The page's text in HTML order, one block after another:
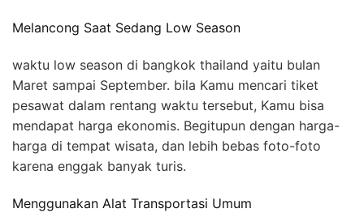
Melancong Saat Sedang Low Season
waktu low season di bangkok thailand yaitu bulan
Maret sampai September. bila Kamu mencari tiket
pesawat dalam rentang waktu tersebut, Kamu bisa
mendapat harga ekonomis. Begitupun dengan harga-
harga di tempat wisata, dan lebih bebas foto-foto
karena enggak banyak turis.
Menggunakan Alat Transportasi Umum